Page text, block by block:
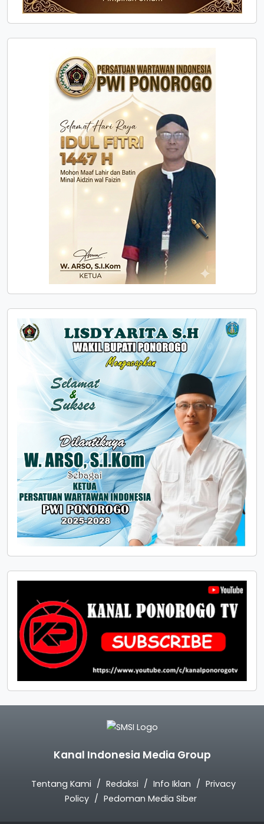
Kanal Indonesia Media Group
Tentang Kami Redaksi Info Iklan
Privacy
Policy
Pedoman Media Siber